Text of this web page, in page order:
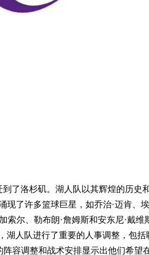
了洛杉矶。湖人队以其辉煌的历史
了许多篮球巨星，如乔治·迈肯、
尔、勒布朗·詹姆斯和安东尼·戴维
人队进行了重要的人事调整，包括
容调整和战术安排显示出他们希望